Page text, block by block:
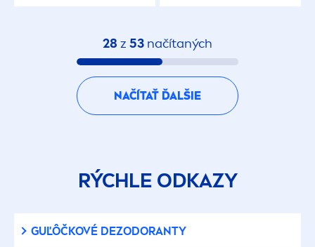
28 z 53 načítaných
NAČÍTAŤ ĎALŠIE
RÝCHLE ODKAZY
GUĽÔČKOVÉ DEZODORANTY